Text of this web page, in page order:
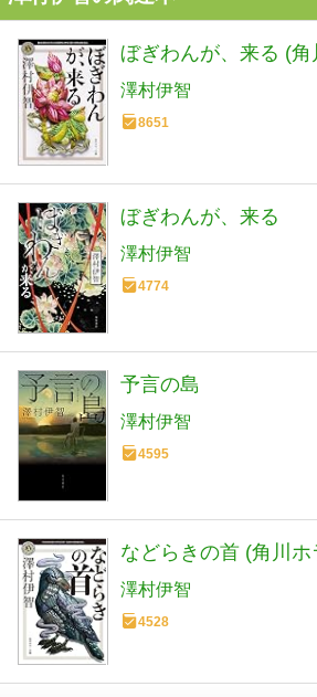
ぼぎわんが、来る (
澤村伊智
8651
ぼぎわんが、来る
澤村伊智
4774
予言の島
澤村伊智
4595
などらきの首 (角川ホ
澤村伊智
4528